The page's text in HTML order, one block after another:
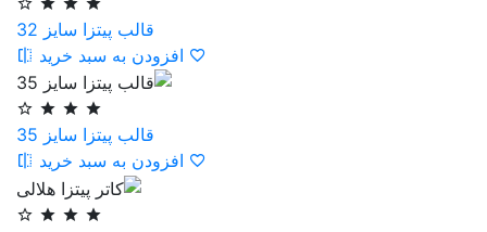
قالب پیتزا سایز 32
افزودن به سبد خرید
قالب پیتزا سایز 35
افزودن به سبد خرید